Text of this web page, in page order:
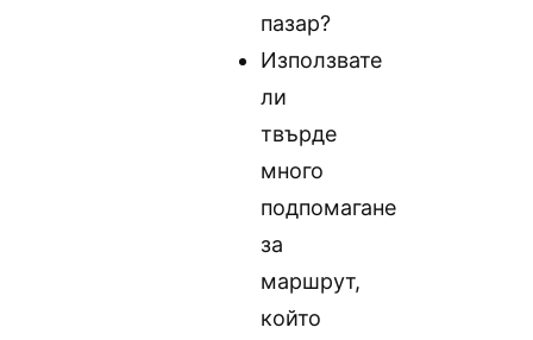
пазар?
Използвате
ли
твърде
много
подпомагане
за
маршрут,
който